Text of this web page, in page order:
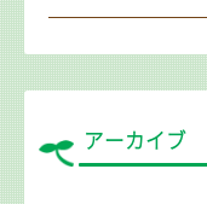
アーカイブ